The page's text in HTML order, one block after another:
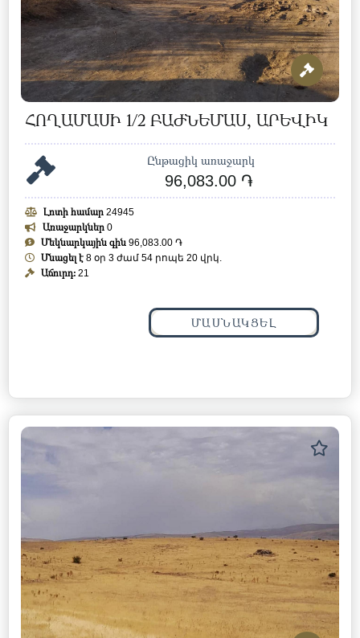
ՀՈՂԱՄԱՍԻ 1/2 ԲԱԺՆԵՄԱՍ, ԱՐԵՎԻԿ
Ընթացիկ առաջարկ
96,083.00 ֏
Լոտի համար 24945
Առաջարկներ 0
Մեկնարկային գին 96,083.00 ֏
Մնացել է 8 օր 3 ժամ 54 րոպե 17 վրկ.
Աճուրդ: 21
ՄԱՍՆԱԿՑԵԼ